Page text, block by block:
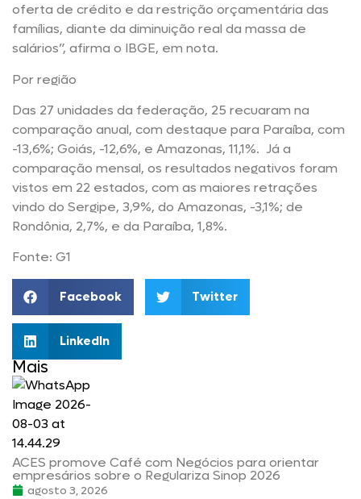
oferta de crédito e da restrição orçamentária das
famílias, diante da diminuição real da massa de
salários”, afirma o IBGE, em nota.
Por região
Das 27 unidades da federação, 25 recuaram na
comparação anual, com destaque para Paraíba, com
-13,6%; Goiás, -12,6%, e Amazonas, 11,1%. Já a
comparação mensal, os resultados negativos foram
vistos em 22 estados, com as maiores retrações
vindo do Sergipe, 3,9%, do Amazonas, -3,1%; de
Rondônia, 2,7%, e da Paraíba, 1,8%.
Fonte: G1
Facebook Twitter
LinkedIn
Mais
ACES promove Café com Negócios para orientar
empresários sobre o Regulariza Sinop 2026
agosto 3, 2026